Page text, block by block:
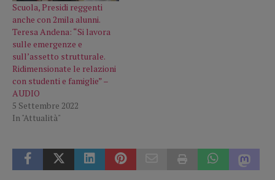
Scuola, Presidi reggenti
anche con 2mila alunni.
Teresa Andena: “Si lavora
sulle emergenze e
sull’assetto strutturale.
Ridimensionate le relazioni
con studenti e famiglie” –
AUDIO
5 Settembre 2022
In "Attualità"